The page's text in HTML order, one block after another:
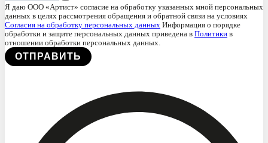
Я даю ООО «Артист» согласие на обработку указанных мной персональных
данных в целях рассмотрения обращения и обратной связи на условиях
Согласия на обработку персональных данных Информация о порядке
обработки и защите персональных данных приведена в Политики в
отношении обработки персональных данных.